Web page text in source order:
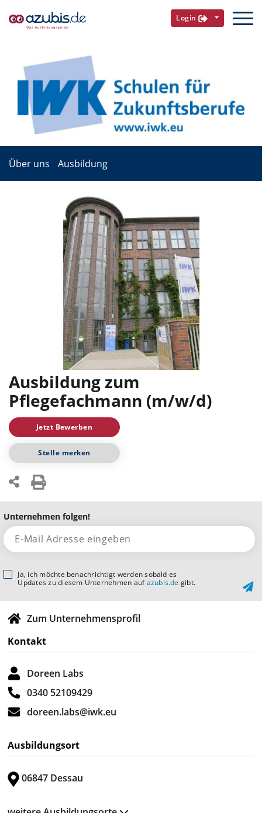
Login
Über uns Ausbildung
Ausbildung zum
Pflegefachmann (m/w/d)
Jetzt Bewerben
Stelle merken
Unternehmen folgen!
Ja, ich möchte benachrichtigt werden sobald es
Updates zu diesem Unternehmen aufazubis.de gibt.
Zum Unternehmensprofil
Kontakt
Doreen Labs
0340 52109429
doreen.labs@iwk.eu
Ausbildungsort
06847 Dessau